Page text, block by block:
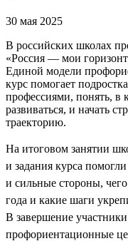
30 мая 2025
В российских школах
«Россия — мои
Единой модели
курс помогает
профессиями, понять, в
развиваться, и начать
траекторию.
На итоговом занятии
и задания курса
и сильные стороны,
года и какие шаги
В завершение
профориентационные